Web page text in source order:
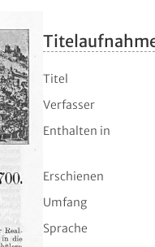
Titel
Verfasser
Enthalten in
Erschienen
Umfang
Sprache